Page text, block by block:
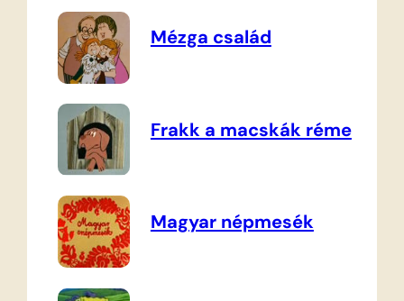
Mézga család
Frakk a macskák réme
Magyar népmesék